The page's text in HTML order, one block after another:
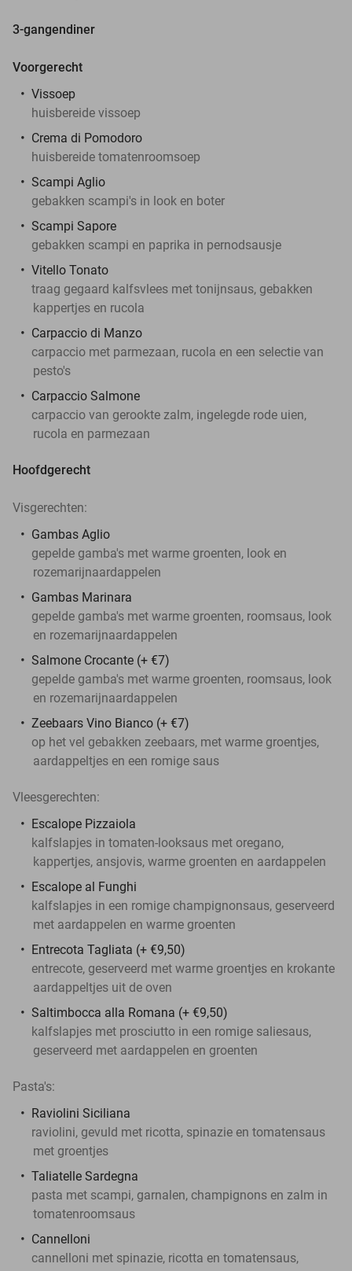
3-gangendiner
Voorgerecht
Vissoep
huisbereide vissoep
Crema di Pomodoro
huisbereide tomatenroomsoep
Scampi Aglio
gebakken scampi's in look en boter
Scampi Sapore
gebakken scampi en paprika in pernodsausje
Vitello Tonato
traag gegaard kalfsvlees met tonijnsaus, gebakken
kappertjes en rucola
Carpaccio di Manzo
carpaccio met parmezaan, rucola en een selectie van
pesto's
Carpaccio Salmone
carpaccio van gerookte zalm, ingelegde rode uien,
rucola en parmezaan
Hoofdgerecht
Visgerechten:
Gambas Aglio
gepelde gamba's met warme groenten, look en
rozemarijnaardappelen
Gambas Marinara
gepelde gamba's met warme groenten, roomsaus, look
en rozemarijnaardappelen
Salmone Crocante (+ €7)
gepelde gamba's met warme groenten, roomsaus, look
en rozemarijnaardappelen
Zeebaars Vino Bianco (+ €7)
op het vel gebakken zeebaars, met warme groentjes,
aardappeltjes en een romige saus
Vleesgerechten:
Escalope Pizzaiola
kalfslapjes in tomaten-looksaus met oregano,
kappertjes, ansjovis, warme groenten en aardappelen
Escalope al Funghi
kalfslapjes in een romige champignonsaus, geserveerd
met aardappelen en warme groenten
Entrecota Tagliata (+ €9,50)
entrecote, geserveerd met warme groentjes en krokante
aardappeltjes uit de oven
Saltimbocca alla Romana (+ €9,50)
kalfslapjes met prosciutto in een romige saliesaus,
geserveerd met aardappelen en groenten
Pasta's:
Raviolini Siciliana
raviolini, gevuld met ricotta, spinazie en tomatensaus
met groentjes
Taliatelle Sardegna
pasta met scampi, garnalen, champignons en zalm in
tomatenroomsaus
Cannelloni
cannelloni met spinazie, ricotta en tomatensaus,